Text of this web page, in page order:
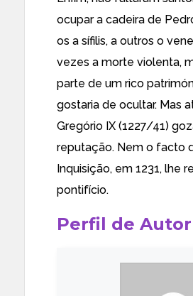
ocupar a cadeira de
os a sífilis, a outros o
vezes a morte violenta,
parte de um rico
gostaria de ocultar. Mas
Gregório IX (1227/41)
reputação. Nem o facto
Inquisição, em 1231, lhe
pontifício.
Perfil de Autor